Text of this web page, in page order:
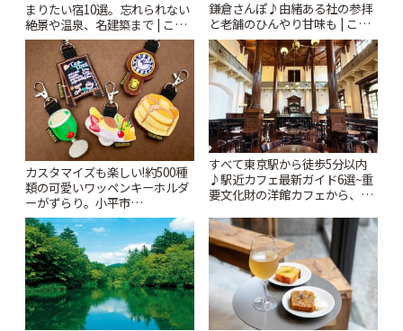
まりたい宿10選。忘れられない
絶景や温泉、名建築まで | こと
りっぷ
鎌倉さんぽ♪由緒ある社の参拝
と老舗のひんやり甘味も | こと
りっぷ
カスタマイズも楽しい!約500種
類の可愛いワッペンキーホルダ
ーがずらり。小平市
「Kimamaya T&K」 | ことりっ
ぷ
すべて東京駅から徒歩5分以内
♪駅近カフェ最新ガイド6選~重
要文化財の洋館カフェから、改
りっぷ